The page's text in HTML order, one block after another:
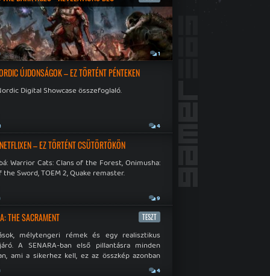
1
ÚJDONSÁGOK – EZ TÖRTÉNT PÉNTEKEN
Digital Showcase összefoglaló.
4
– EZ TÖRTÉNT CSÜTÖRTÖKÖN
Warrior Cats: Clans of the Forest, Onimusha:
the Sword, TOEM 2, Quake remaster.
9
THE SACRAMENT TESZT
mélytengeri rémek és egy realisztikus
A SENARA-ban első pillantásra minden
ami a sikerhez kell, ez az összkép azonban
4